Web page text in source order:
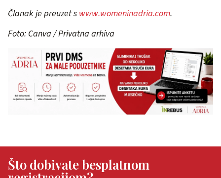
Članak je preuzet s www.womeninadria.com.
Foto: Canva / Privatna arhiva
Što dobivate besplatnom